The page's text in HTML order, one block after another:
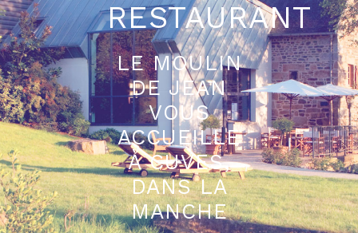
RESTAURANT
LE MOULIN
DE JEAN
VOUS
ACCUEILLE
À CUVES,
DANS LA
MANCHE